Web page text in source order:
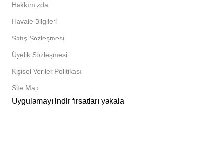
Hakkımızda
Havale Bilgileri
Satış Sözleşmesi
Üyelik Sözleşmesi
Kişisel Veriler Politikası
Site Map
Uygulamayı indir fırsatları yakala